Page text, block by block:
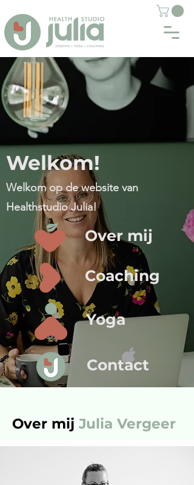
Welkom!
Welkom op de website van
Healthstudio Julia!
Over mij
Coaching
Yoga
Contact
Over mij Julia Vergeer